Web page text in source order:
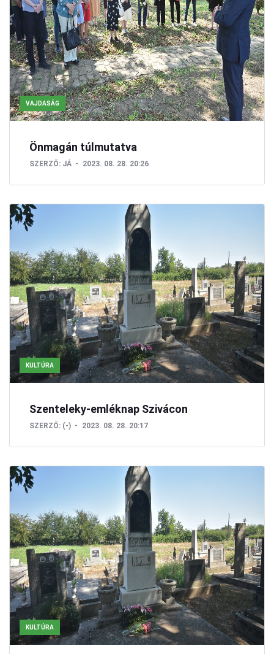
VAJDASÁG
Önmagán túlmutatva
SZERZŐ: JÁ 2023. 08. 28. 20:26
KULTÚRA
Szenteleky-emléknap Szivácon
SZERZŐ: (-) 2023. 08. 28. 20:17
KULTÚRA